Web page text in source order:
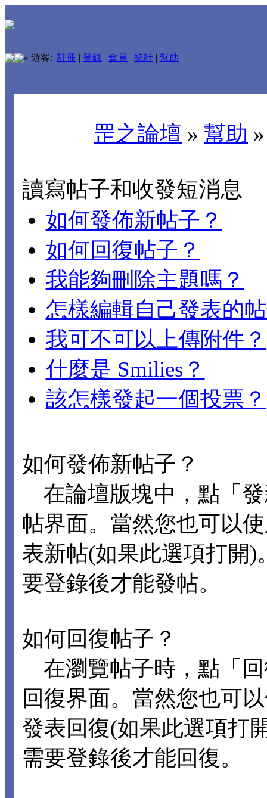
» 遊客: 註冊 | 登錄 | 會員 | 統計 | 幫助
罡之論壇 » 幫助
讀寫帖子和收發短消息
如何發佈新帖子？
如何回復帖子？
我能夠刪除主題嗎？
怎樣編輯自己發表的
我可不可以上傳附件？
什麼是 Smilies？
該怎樣發起一個投票？
如何發佈新帖子？
在論壇版塊中，點「
帖界面。當然您也可以
表新帖(如果此選項打開
要登錄後才能發帖。
如何回復帖子？
在瀏覽帖子時，點「
回復界面。當然您也可
發表回復(如果此選項打
需要登錄後才能回復。